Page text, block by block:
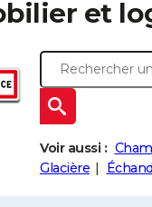
et
Voir aussi :
Glacière